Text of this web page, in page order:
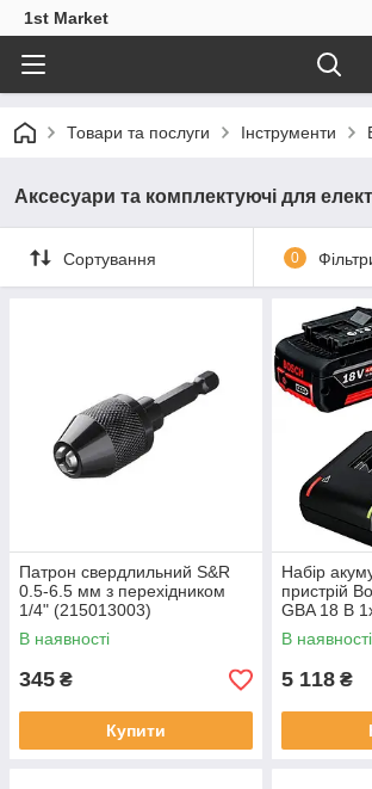
1st Market
Товари та послуги Інструменти
Аксесуари та комплектуючі для
Сортування 0
Патрон свердлильний S&R
0.5-6.5 мм з перехідником
1/4" (215013003)
В наявності
345 ₴
Купити
Набір
пристрій
GBA 18 В
18В-40
В наявності
5 118 ₴